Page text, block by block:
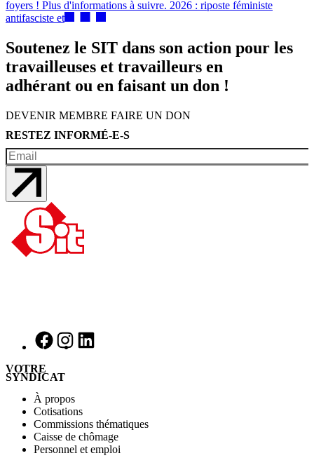
foyers ! Plus d'informations à suivre. 2026 : riposte féministe
antifasciste et
Soutenez le SIT dans son action pour les
travailleuses et travailleurs en
adhérant ou en faisant un don !
DEVENIR MEMBRE FAIRE UN DON
RESTEZ INFORMÉ-E-S
VOTRE
SYNDICAT
À propos
Cotisations
Commissions thématiques
Caisse de chômage
Personnel et emploi